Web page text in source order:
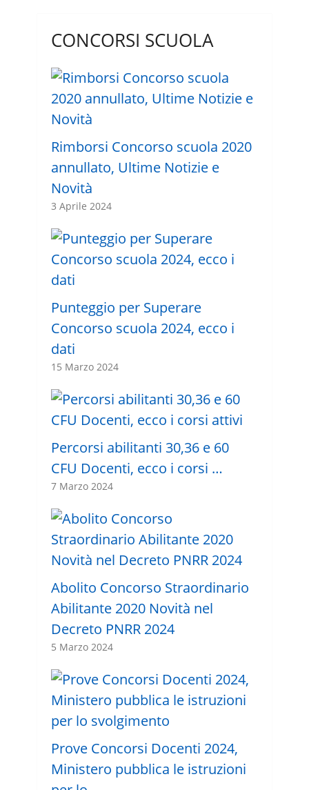
CONCORSI SCUOLA
Rimborsi Concorso scuola 2020
annullato, Ultime Notizie e
Novità
3 Aprile 2024
Punteggio per Superare
Concorso scuola 2024, ecco i
dati
15 Marzo 2024
Percorsi abilitanti 30,36 e 60
CFU Docenti, ecco i corsi …
7 Marzo 2024
Abolito Concorso Straordinario
Abilitante 2020 Novità nel
Decreto PNRR 2024
5 Marzo 2024
Prove Concorsi Docenti 2024,
Ministero pubblica le istruzioni